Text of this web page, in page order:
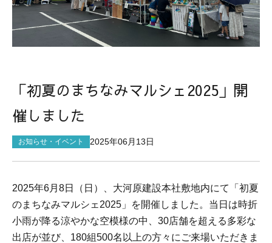
お問い合わせ
サイトマップ
「初夏のまちなみマルシェ2025」開
催しました
お知らせ・イベント 2025年06月13日
2025年6月 8日（日）、大河原建設本社敷地内にて「初夏
のまちなみマルシェ 2025 」を開催しました。当日は時折
小雨が降る涼やかな空模様の中、 30店舗を超える多彩な
出店が並び、 180組500名以上の方々にご来場いただきま